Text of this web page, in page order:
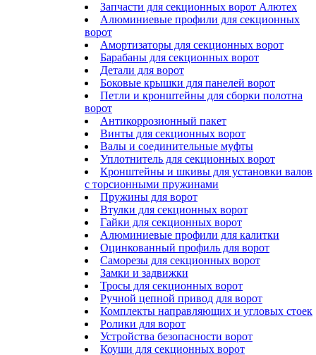
Запчасти для секционных ворот Алютех
Алюминиевые профили для секционных
ворот
Амортизаторы для секционных ворот
Барабаны для секционных ворот
Детали для ворот
Боковые крышки для панелей ворот
Петли и кронштейны для сборки полотна
ворот
Антикоррозионный пакет
Винты для секционных ворот
Валы и соединительные муфты
Уплотнитель для секционных ворот
Кронштейны и шкивы для установки валов
с торсионными пружинами
Пружины для ворот
Втулки для секционных ворот
Гайки для секционных ворот
Алюминиевые профили для калитки
Оцинкованный профиль для ворот
Саморезы для секционных ворот
Замки и задвижки
Тросы для секционных ворот
Ручной цепной привод для ворот
Комплекты направляющих и угловых стоек
Ролики для ворот
Устройства безопасности ворот
Коуши для секционных ворот